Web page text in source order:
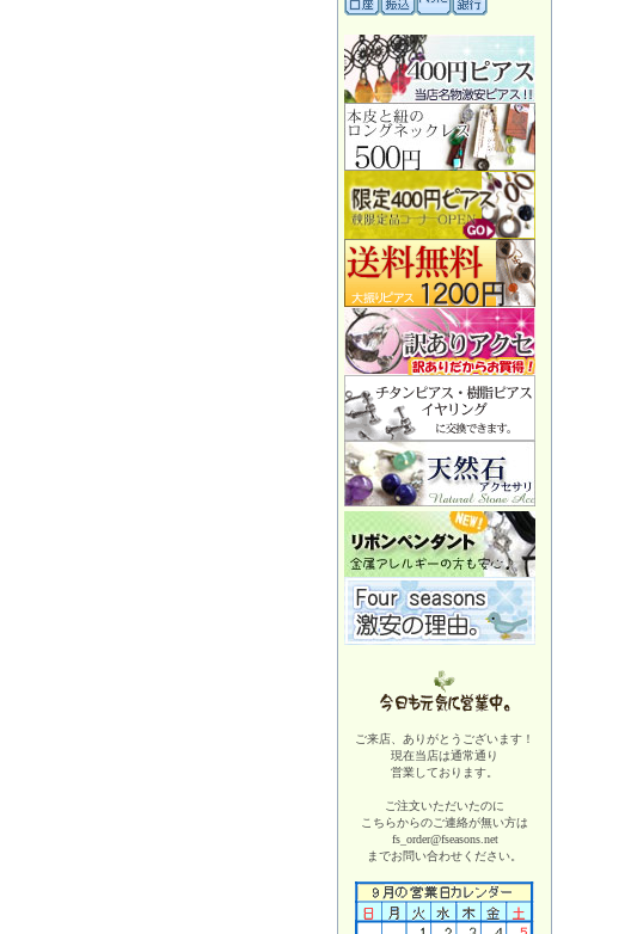
ご来店、ありがとうございます！
現在当店は通常通り
営業しております。
ご注文いただいたのに
こちらからのご連絡が無い方は
fs_order@fseasons.net
までお問い合わせください。